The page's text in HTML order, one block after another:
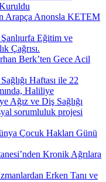
Arapça Anonsla KETEM
Eğitim ve
Çağrısı.
Berk’ten Gece Acil
Haftası ile 22
Haliliye
Ağız ve Diş Sağlığı
sorumluluk projesi
Çocuk Hakları Günü
Kronik Ağrılara
Erken Tanı ve